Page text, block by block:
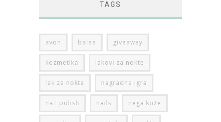
TAGS
avon balea giveaway
kozmetika lakovi za nokte
lak za nokte nagradna igra
nail polish nails nega kože